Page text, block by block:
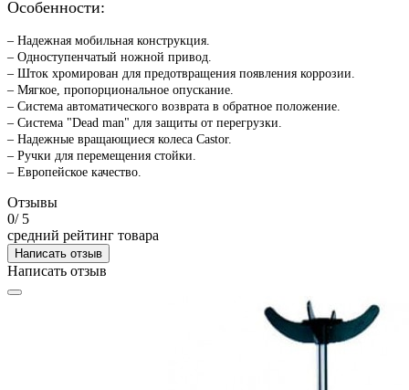
Особенности:
– Надежная мобильная конструкция.
– Одноступенчатый ножной привод.
– Шток хромирован для предотвращения появления коррозии.
– Мягкое, пропорциональное опускание.
– Система автоматического возврата в обратное положение.
– Система "Dead man" для защиты от перегрузки.
– Надежные вращающиеся колеса Castor.
– Ручки для перемещения стойки.
– Европейское качество.
Отзывы
0/ 5
средний рейтинг товара
Написать отзыв
Написать отзыв